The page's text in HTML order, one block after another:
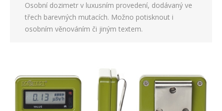
Osobní dozimetr v luxusním provedení, dodávaný ve
třech barevných mutacích. Možno potisknout i
osobním věnováním či jiným textem.